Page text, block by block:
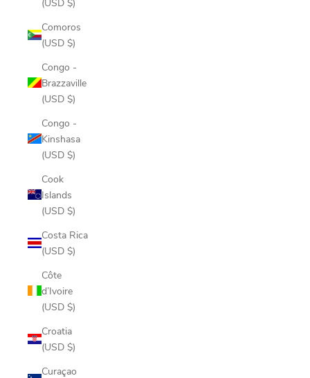
Comoros
(USD $)
Congo -
Brazzaville
(USD $)
Congo -
Kinshasa
(USD $)
Cook
Islands
(USD $)
Costa Rica
(USD $)
Côte
d’Ivoire
(USD $)
Croatia
(USD $)
Curaçao